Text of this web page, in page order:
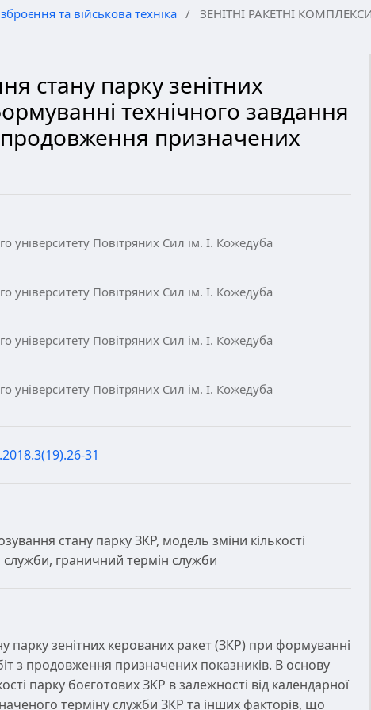
та військова техніка / ЗЕНІТНІ РАКЕТНІ
стану парку зенітних
технічного завдання
призначених
університету Повітряних Сил ім. І. Кожедуба
університету Повітряних Сил ім. І. Кожедуба
університету Повітряних Сил ім. І. Кожедуба
університету Повітряних Сил ім. І. Кожедуба
31
стану парку ЗКР, модель зміни кількості
граничний термін служби
парку зенітних керованих ракет (ЗКР) при формуванні
з продовження призначених показників. В основу
парку боєготових ЗКР в залежності від календарної
терміну служби ЗКР та інших факторів, що